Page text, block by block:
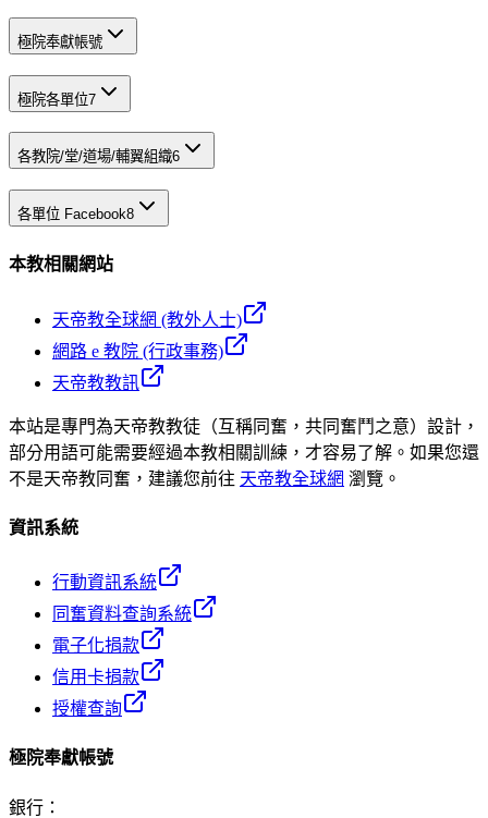
極院奉獻帳號
極院各單位7
各教院/堂/道場/輔翼組織6
各單位 Facebook8
本教相關網站
天帝教全球網 (教外人士)
網路 e 教院 (行政事務)
天帝教教訊
本站是專門為天帝教教徒（互稱同奮，共同奮鬥之意）設計，
部分用語可能需要經過本教相關訓練，才容易了解。如果您還
不是天帝教同奮，建議您前往 天帝教全球網 瀏覽。
資訊系統
行動資訊系統
同奮資料查詢系統
電子化捐款
信用卡捐款
授權查詢
極院奉獻帳號
銀行 ：